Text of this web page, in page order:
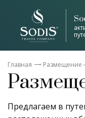
Главная Размещение
Предлагаем в